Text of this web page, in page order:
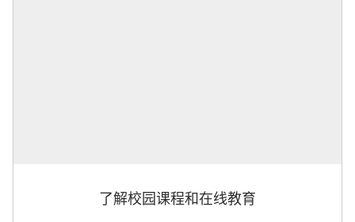
了解校园课程和在线教育